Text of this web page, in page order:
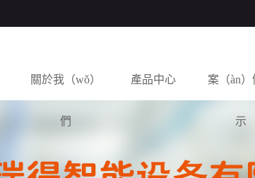
關於我（wǒ）
們
產品中心 案（àn）
示